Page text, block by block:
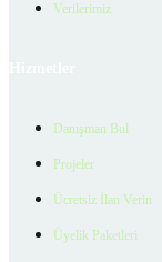
Verilerimiz
Danışman Bul
Projeler
Ücretsiz İlan Verin
Üyelik Paketleri